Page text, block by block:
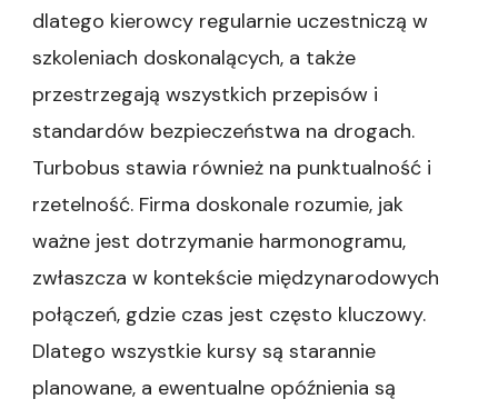
dlatego kierowcy regularnie uczestniczą w
szkoleniach doskonalących, a także
przestrzegają wszystkich przepisów i
standardów bezpieczeństwa na drogach.
Turbobus stawia również na punktualność i
rzetelność. Firma doskonale rozumie, jak
ważne jest dotrzymanie harmonogramu,
zwłaszcza w kontekście międzynarodowych
połączeń, gdzie czas jest często kluczowy.
Dlatego wszystkie kursy są starannie
planowane, a ewentualne opóźnienia są